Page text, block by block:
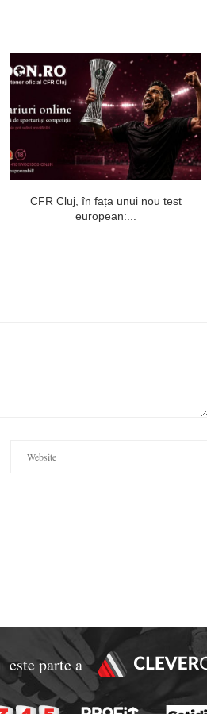
CFR Cluj, în fața unui nou test
european:...
este parte a